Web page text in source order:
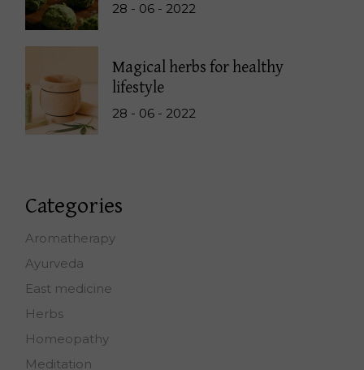
28 - 06 - 2022
Magical herbs for healthy
lifestyle
28 - 06 - 2022
Categories
Aromatherapy
Ayurveda
East medicine
Herbs
Homeopathy
Meditation